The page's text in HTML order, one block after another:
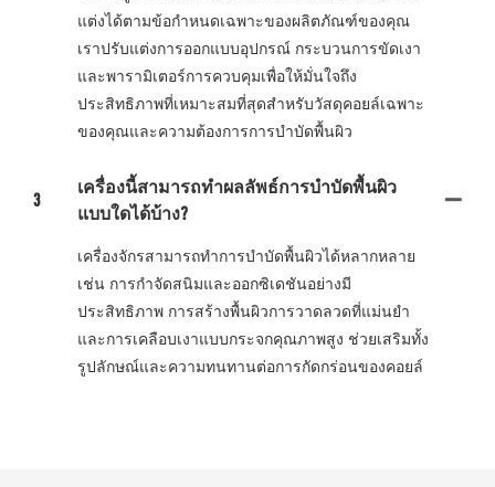
แต่งได้ตามข้อกำหนดเฉพาะของผลิตภัณฑ์ของคุณ
เราปรับแต่งการออกแบบอุปกรณ์ กระบวนการขัดเงา
และพารามิเตอร์การควบคุมเพื่อให้มั่นใจถึง
ประสิทธิภาพที่เหมาะสมที่สุดสำหรับวัสดุคอยล์เฉพาะ
ของคุณและความต้องการการบำบัดพื้นผิว
3
เครื่องนี้สามารถทำผลลัพธ์การบำบัดพื้นผิว
แบบใดได้บ้าง?
เครื่องจักรสามารถทำการบำบัดพื้นผิวได้หลากหลาย
เช่น การกำจัดสนิมและออกซิเดชันอย่างมี
ประสิทธิภาพ การสร้างพื้นผิวการวาดลวดที่แม่นยำ
และการเคลือบเงาแบบกระจกคุณภาพสูง ช่วยเสริมทั้ง
รูปลักษณ์และความทนทานต่อการกัดกร่อนของคอยล์